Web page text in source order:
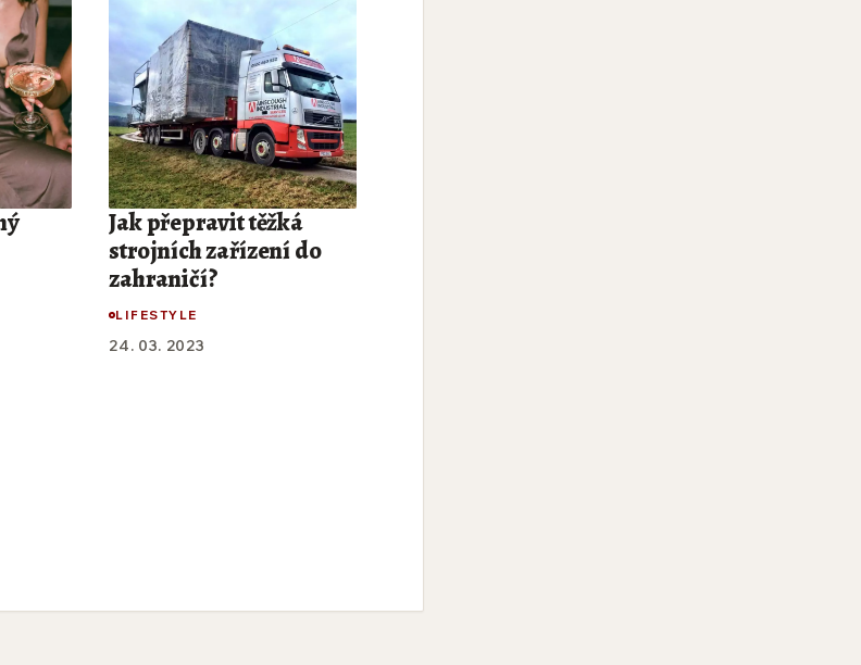
Jak přepravit těžká
strojních zařízení do
zahraničí?
LIFESTYLE
24. 03. 2023